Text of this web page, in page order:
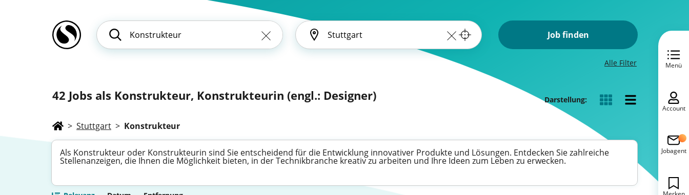
Job finden
Alle Filter
42 Jobs als Konstrukteur, Konstrukteurin (engl.: Designer) Darstellung:
> Stuttgart > Konstrukteur
Als Konstrukteur oder Konstrukteurin sind Sie entscheidend für die Entwicklung innovativer Produkte und Lösungen. Entdecken Sie zahlreiche
Stellenanzeigen, die Ihnen die Möglichkeit bieten, in der Technikbranche kreativ zu arbeiten und Ihre Ideen zum Leben zu erwecken.
Menü
Account
Jobagent